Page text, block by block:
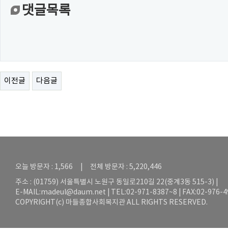
댓글목록
이전글 다음글
오늘 방문자 : 1,566 | 전체 방문자 : 5,220,446
주소 : (01759) 서울특별시 노원구 동일로210길 22(중계3동 515-3) |
E-MAIL:madeul@daum.net | TEL:02-971-8387~8 | FAX:02-976-
COPYRIGHT(c) 마들종합사회복지관 ALL RIGHTS RESERVED.